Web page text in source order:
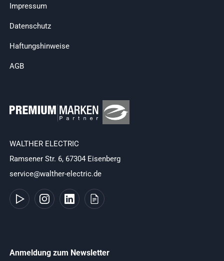
Impressum
Datenschutz
Haftungshinweise
AGB
WALTHER ELECTRIC
Ramsener Str. 6, 67304 Eisenberg
service@walther-electric.de
Anmeldung zum Newsletter